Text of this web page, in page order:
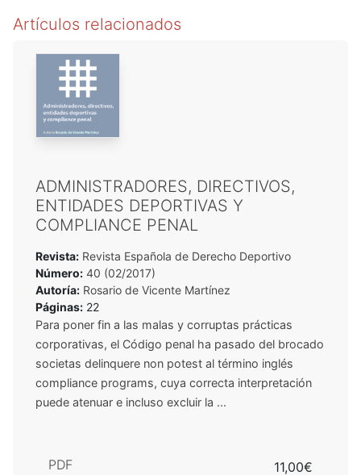
Artículos relacionados
ADMINISTRADORES, DIRECTIVOS,
ENTIDADES DEPORTIVAS Y
COMPLIANCE PENAL
Revista: Revista Española de Derecho Deportivo
Número: 40 (02/2017)
Autoría: Rosario de Vicente Martínez
Páginas: 22
Para poner fin a las malas y corruptas prácticas
corporativas, el Código penal ha pasado del brocado
societas delinquere non potest al término inglés
compliance programs, cuya correcta interpretación
puede atenuar e incluso excluir la ...
PDF 11,00€